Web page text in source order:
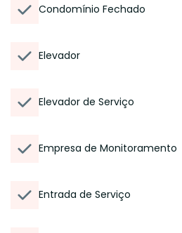
Condomínio Fechado
Elevador
Elevador de Serviço
Empresa de Monitoramento
Entrada de Serviço